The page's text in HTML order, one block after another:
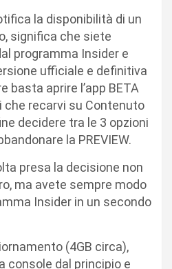
la disponibilità di un
significa che siete
programma Insider e
ufficiale e definitiva
basta aprire l’app BETA
che recarvi su Contenuto
decidere tra le 3 opzioni
la PREVIEW.
presa la decisione non
ma avete sempre modo
Insider in un secondo
(4GB circa),
console dal principio e